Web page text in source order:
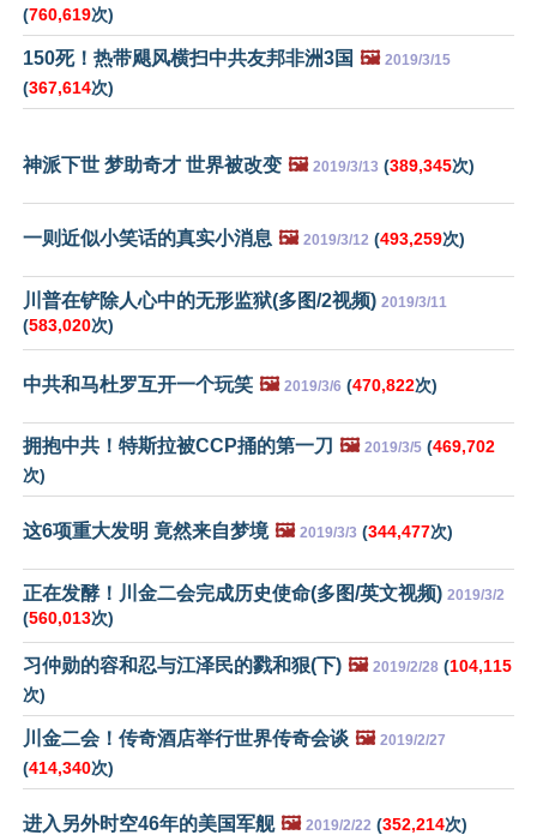
(760,619次)
150死！热带飓风横扫中共友邦非洲3国 🖼️ 2019/3/15
(367,614次)
神派下世 梦助奇才 世界被改变 🖼️ 2019/3/13 (389,345次)
一则近似小笑话的真实小消息 🖼️ 2019/3/12 (493,259次)
川普在铲除人心中的无形监狱(多图/2视频) 2019/3/11
(583,020次)
中共和马杜罗互开一个玩笑 🖼️ 2019/3/6 (470,822次)
拥抱中共！特斯拉被CCP捅的第一刀 🖼️ 2019/3/5 (469,702
次)
这6项重大发明 竟然来自梦境 🖼️ 2019/3/3 (344,477次)
正在发酵！川金二会完成历史使命(多图/英文视频) 2019/3/2
(560,013次)
习仲勋的容和忍与江泽民的戮和狠(下) 🖼️ 2019/2/28 (104,115
次)
川金二会！传奇酒店举行世界传奇会谈 🖼️ 2019/2/27
(414,340次)
进入另外时空46年的美国军舰 🖼️ 2019/2/22 (352,214次)